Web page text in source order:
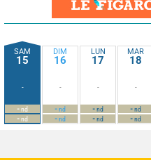
SAM
15
-
-nd
-nd
DIM
16
-
-nd
-nd
LUN
17
-
-nd
-nd
MAR
18
-
-nd
-nd